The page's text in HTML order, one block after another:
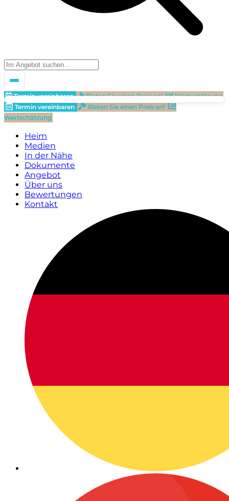
Termin vereinbaren Bieten Sie einen Preis an!
Wertschätzung
Termin vereinbaren
Bieten Sie einen Preis an!
Wertschätzung
Heim
Medien
In der Nähe
Dokumente
Angebot
Über uns
Bewertungen
Kontakt